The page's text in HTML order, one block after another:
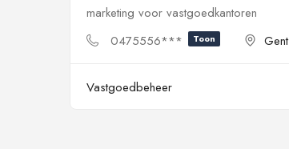
marketing voor vastgoedkantoren
0475556***
Toon Gent
Vastgoedbeheer